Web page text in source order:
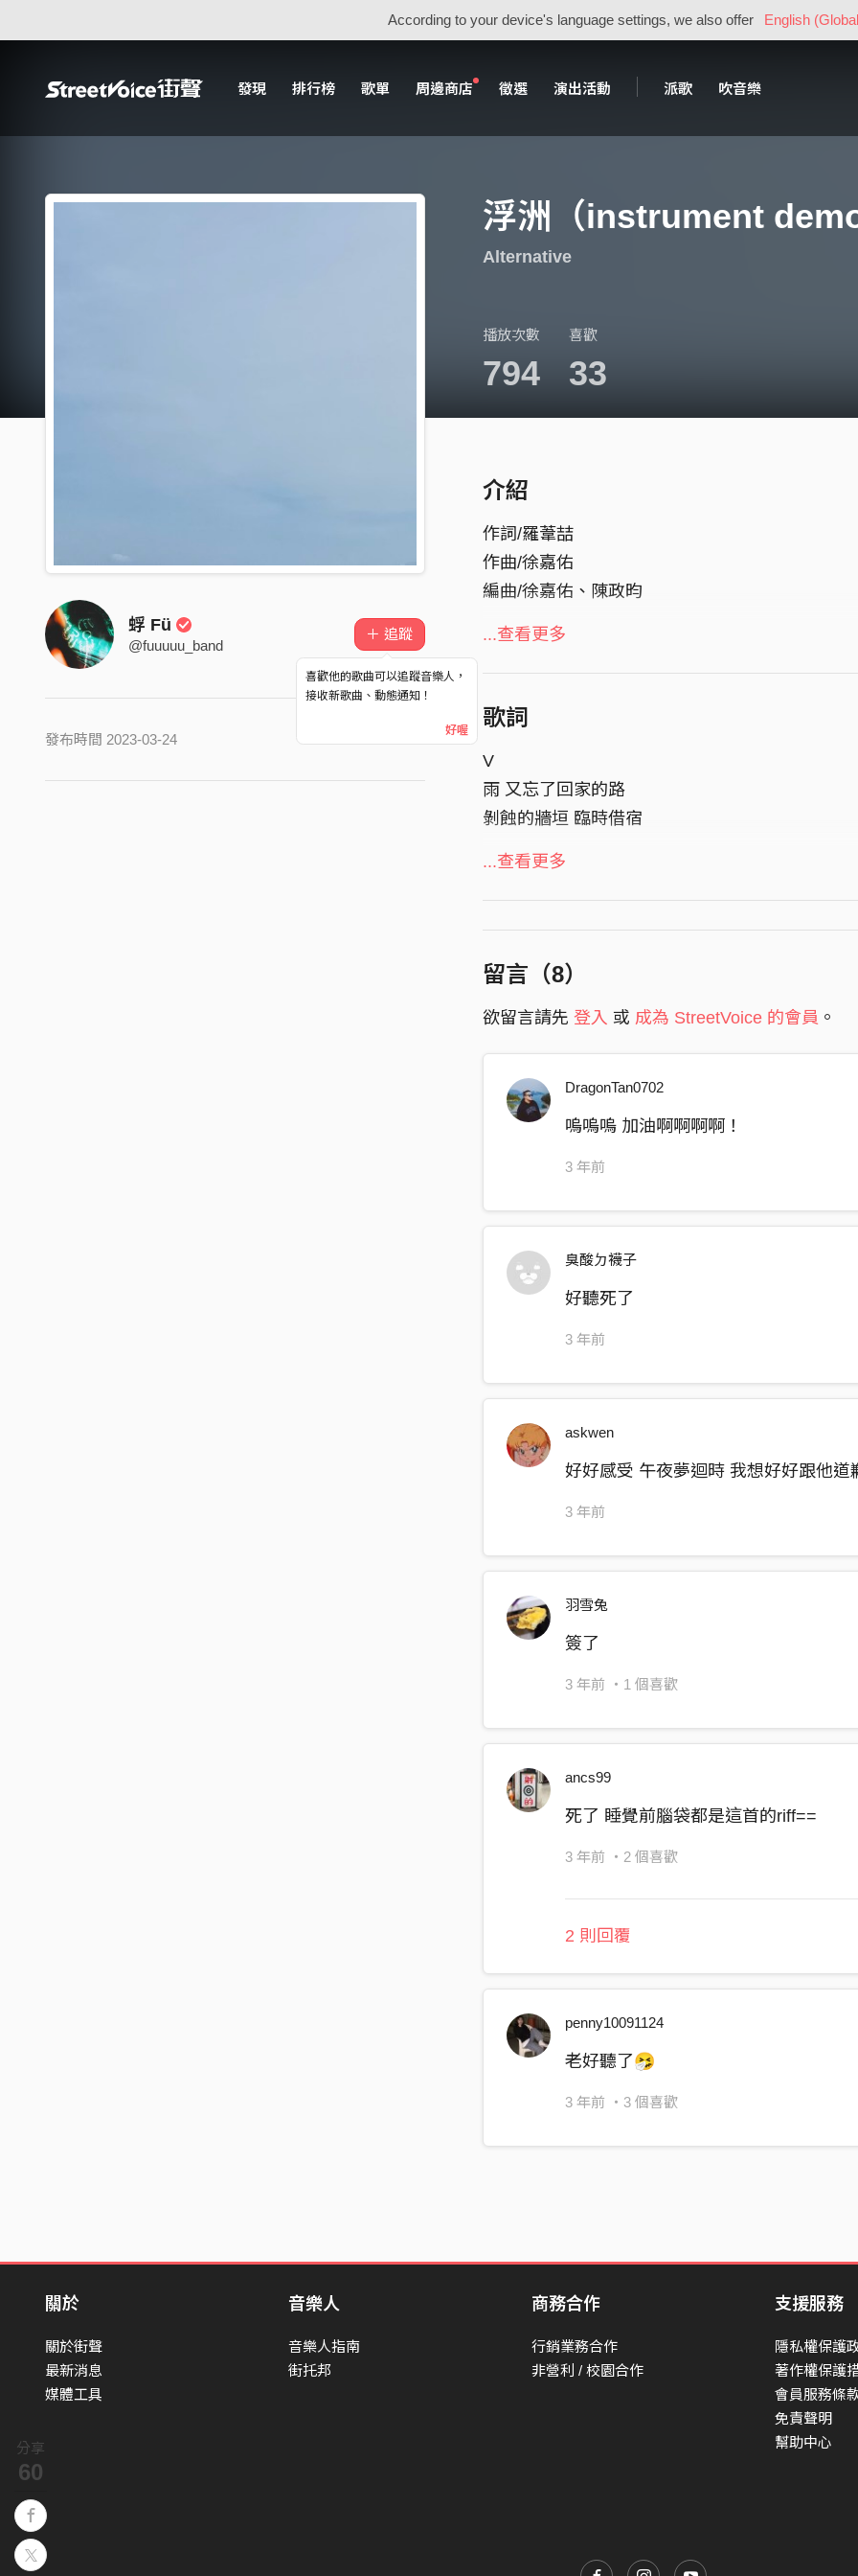
According to your device's language settings, we also offer English
發現 排行榜 歌單 周邊商店 徵選 演出活動 派歌 吹音樂
分享
60
浮洲（instrument
Alternative
播放次數
794
喜歡
33
蜉 Fü
@fuuuuu_band
＋ 追蹤
喜歡他的歌曲可以追蹤音樂人，
接收新歌曲、動態通知！
好喔
發布時間 2023-03-24
介紹
作詞/羅葦喆
作曲/徐嘉佑
編曲/徐嘉佑、陳政昀
Vocal/羅葦喆
爵士鼓/黃磊
錄音/徐嘉佑、陳政昀
混音/徐嘉佑、陳政昀
...查看更多
歌詞
V
雨 又忘了回家的路
剝蝕的牆垣 臨時借宿
C
青春 失序怠速
你是汪洋裡的浮球，懼怕平庸，懼怕，在潮起潮
淡，載浮，沐浴日光，載沉，深淵中，踽踽獨行
痛恨自己的優柔寡斷，和細雨一般，無關痛癢，
想做你的浮洲，想像你，和我，浮洲橋，灰泥磚
界的光
...查看更多
留言（8）
欲留言請先 登入 或 成為 StreetVoice 的會員 。
DragonTan0702
嗚嗚嗚 加油啊啊啊啊！
3 年前
臭酸ㄉ襪子
好聽死了
3 年前
askwen
好好感受 午夜夢迴時 我想好好跟他
3 年前
羽雪兔
簽了
3 年前 ・1 個喜歡
ancs99
死了 睡覺前腦袋都是這首的riff==
3 年前 ・2 個喜歡
2 則回覆
penny10091124
老好聽了🤧
3 年前 ・3 個喜歡
關於
關於街聲
最新消息
媒體工具
音樂人
音樂人指南
街托邦
商務合作
行銷業務合作
非營利 / 校園合作
支援服務
隱私權保護
著作權保護
會員服務條
免責聲明
幫助中心